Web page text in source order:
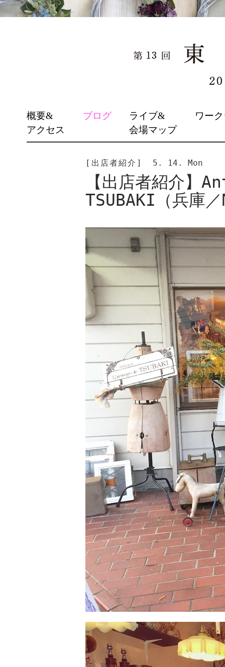
TO
CONTENT
概要&
アクセス
ブログ
ライブ&
会場マップ
ワー
[出店者紹介] 5. 14. Mon
【出店者紹介
TSUBAKI（兵庫